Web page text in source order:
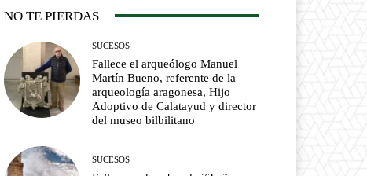
NO TE PIERDAS
SUCESOS
Fallece el arqueólogo Manuel
Martín Bueno, referente de la
arqueología aragonesa, Hijo
Adoptivo de Calatayud y director
del museo bilbilitano
SUCESOS